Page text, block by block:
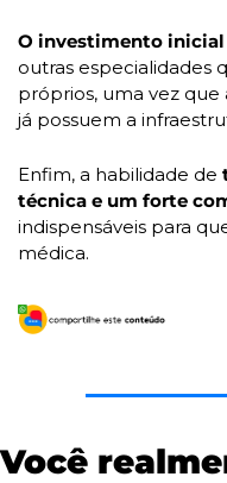
O investimento
outras especialidades
próprios, uma vez que
já possuem a
Enfim, a habilidade de
técnica e um forte
indispensáveis para
médica.
Você